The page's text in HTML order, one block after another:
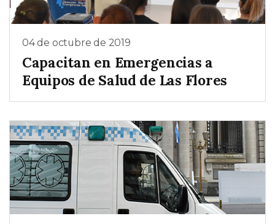
04 de octubre de 2019
Capacitan en Emergencias a
Equipos de Salud de Las Flores